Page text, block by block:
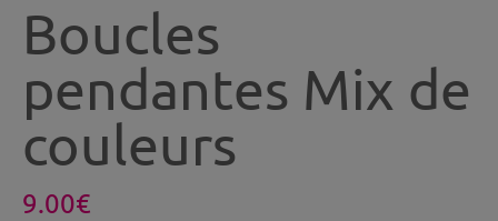
Boucles
pendantes Mix de
couleurs
9.00€